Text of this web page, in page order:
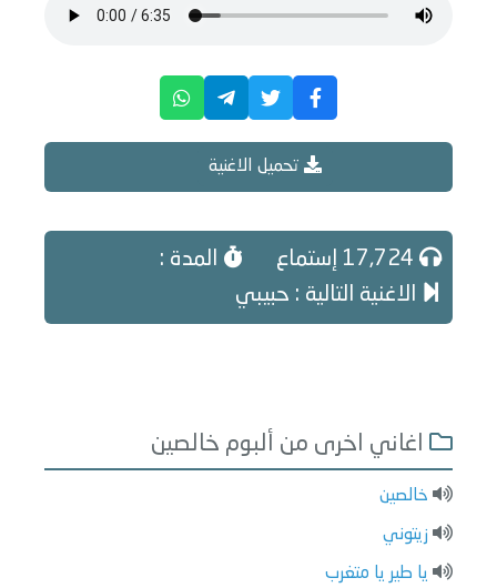
تحميل الاغنية
المدة :
الاغنية التالية : حبيبي
اغاني اخرى من ألبوم خالصين
خالصين
زيتوني
يا طير يا متغرب